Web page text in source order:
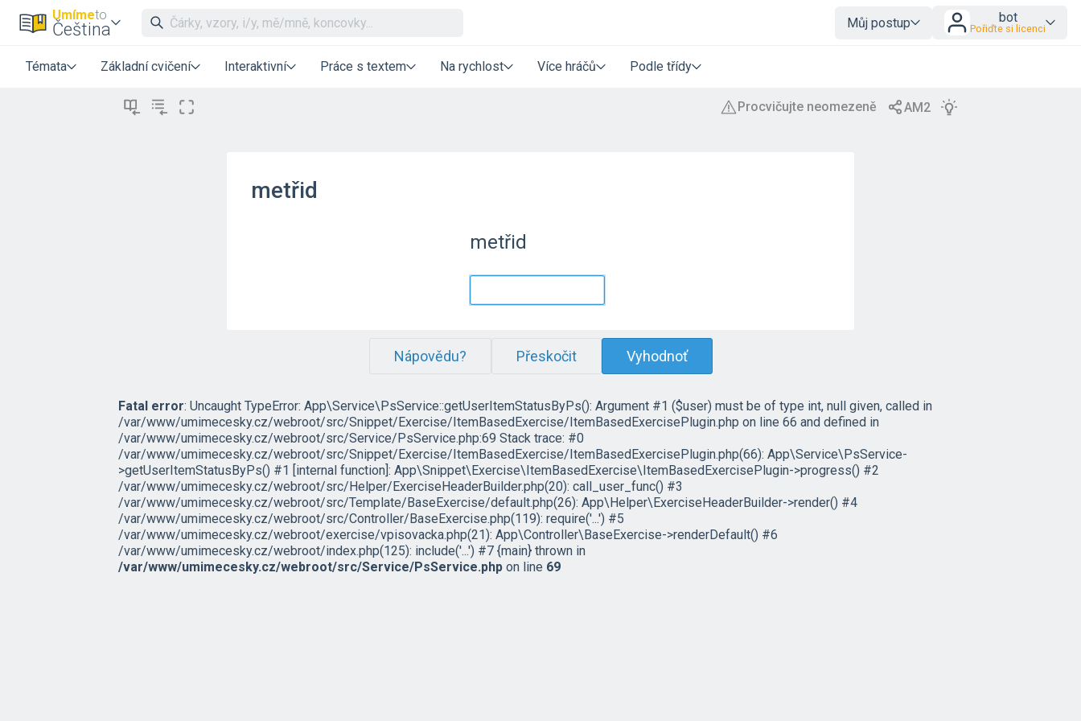
Umímeto
Čeština Můj postup bot
Pořiďte si licenci
Témata Základní cvičení Interaktivní Práce s textem Na rychlost Více hráčů Podle třídy
metřid
metřid
Nápovědu? Přeskočit Vyhodnoť
Fatal error: Uncaught TypeError: App\Service\PsService::getUserItemStatusByPs(): Argument #1 ($user) must be of type int, null given, called in
/var/www/umimecesky.cz/webroot/src/Snippet/Exercise/ItemBasedExercise/ItemBasedExercisePlugin.php on line 66 and defined in
/var/www/umimecesky.cz/webroot/src/Service/PsService.php:69 Stack trace: #0
/var/www/umimecesky.cz/webroot/src/Snippet/Exercise/ItemBasedExercise/ItemBasedExercisePlugin.php(66): App\Service\PsService-
>getUserItemStatusByPs() #1 [internal function]: App\Snippet\Exercise\ItemBasedExercise\ItemBasedExercisePlugin->progress() #2
/var/www/umimecesky.cz/webroot/src/Helper/ExerciseHeaderBuilder.php(20): call_user_func() #3
/var/www/umimecesky.cz/webroot/src/Template/BaseExercise/default.php(26): App\Helper\ExerciseHeaderBuilder->render() #4
/var/www/umimecesky.cz/webroot/src/Controller/BaseExercise.php(119): require('...') #5
/var/www/umimecesky.cz/webroot/exercise/vpisovacka.php(21): App\Controller\BaseExercise->renderDefault() #6
/var/www/umimecesky.cz/webroot/index.php(125): include('...') #7 {main} thrown in
/var/www/umimecesky.cz/webroot/src/Service/PsService.php on line 69